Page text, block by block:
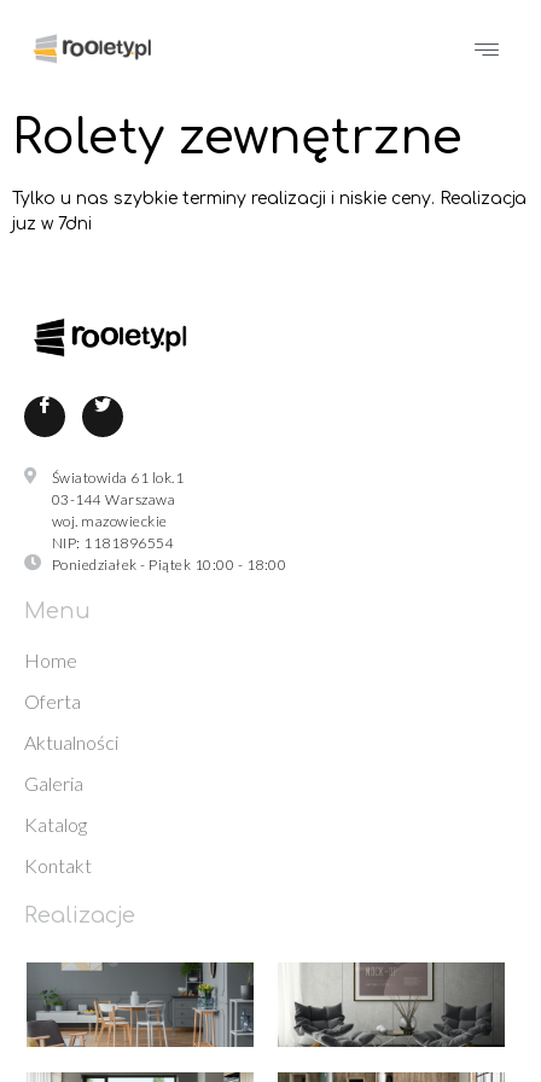
Rolety zewnętrzne
Tylko u nas szybkie terminy realizacji i niskie ceny. Realizacja
juz w 7dni
Światowida 61 lok.1
03-144 Warszawa
woj. mazowieckie
NIP: 1181896554
Poniedziałek - Piątek 10:00 - 18:00
Menu
Home
Oferta
Aktualności
Galeria
Katalog
Kontakt
Realizacje